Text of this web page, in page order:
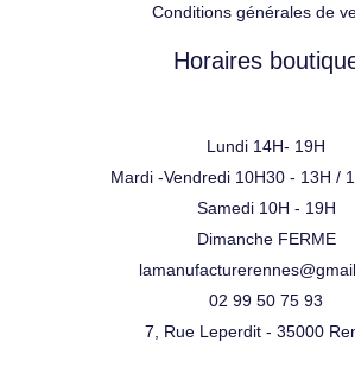
Conditions générales de
Horaires
Lundi 14H- 19H
Mardi -Vendredi 10H30 - 13H /
Samedi 10H - 19H
Dimanche FERME
02 99 50 75 93
7, Rue Leperdit - 35000